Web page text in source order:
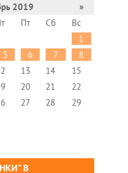
2019
»
Пт Сб
Вс
1
5 6 7
8
13 14
15
20 21
22
27 28
29
В